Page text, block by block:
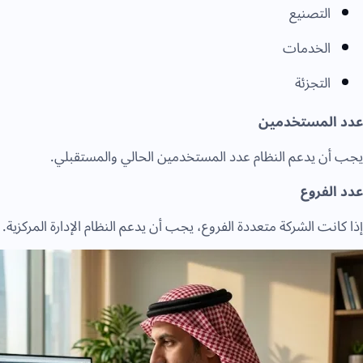
التصنيع
الخدمات
التجزئة
عدد المستخدمين
يجب أن يدعم النظام عدد المستخدمين الحالي والمستقبلي.
عدد الفروع
إذا كانت الشركة متعددة الفروع، يجب أن يدعم النظام الإدارة